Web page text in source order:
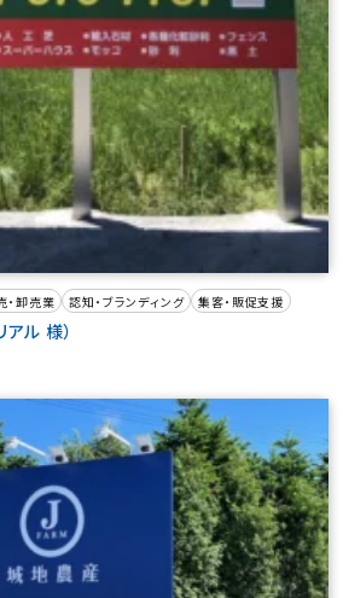
・卸売業 認知・ブランディング 集客・販促支援
ル 様）